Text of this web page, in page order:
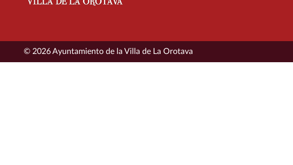
© 2026 Ayuntamiento de la Villa de La Orotava